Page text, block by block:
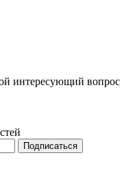
интересующий вопрос
Подписаться